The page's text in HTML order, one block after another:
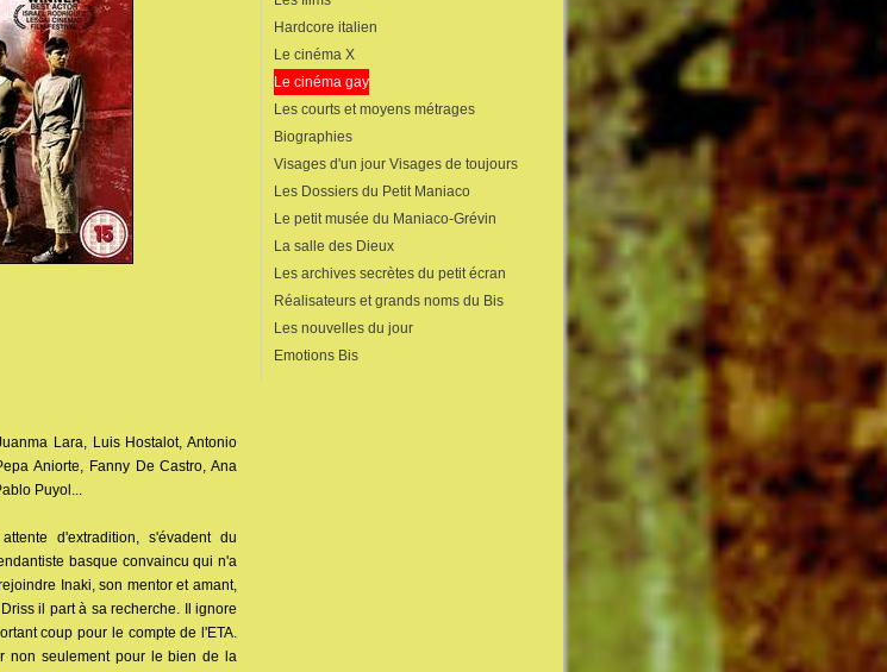
Lara, Luis Hostalot, Antonio
Aniorte, Fanny De Castro, Ana
Puyol...
d'extradition, s'évadent du
basque convaincu qui n'a
Inaki, son mentor et amant,
il part à sa recherche. Il ignore
coup pour le compte de l'ETA.
non seulement pour le bien de la
Hardcore italien
Le cinéma X
Le cinéma gay
Les courts et moyens métrages
Biographies
Visages d'un jour Visages de toujours
Les Dossiers du Petit Maniaco
Le petit musée du Maniaco-Grévin
La salle des Dieux
Les archives secrètes du petit écran
Réalisateurs et grands noms du Bis
Les nouvelles du jour
Emotions Bis